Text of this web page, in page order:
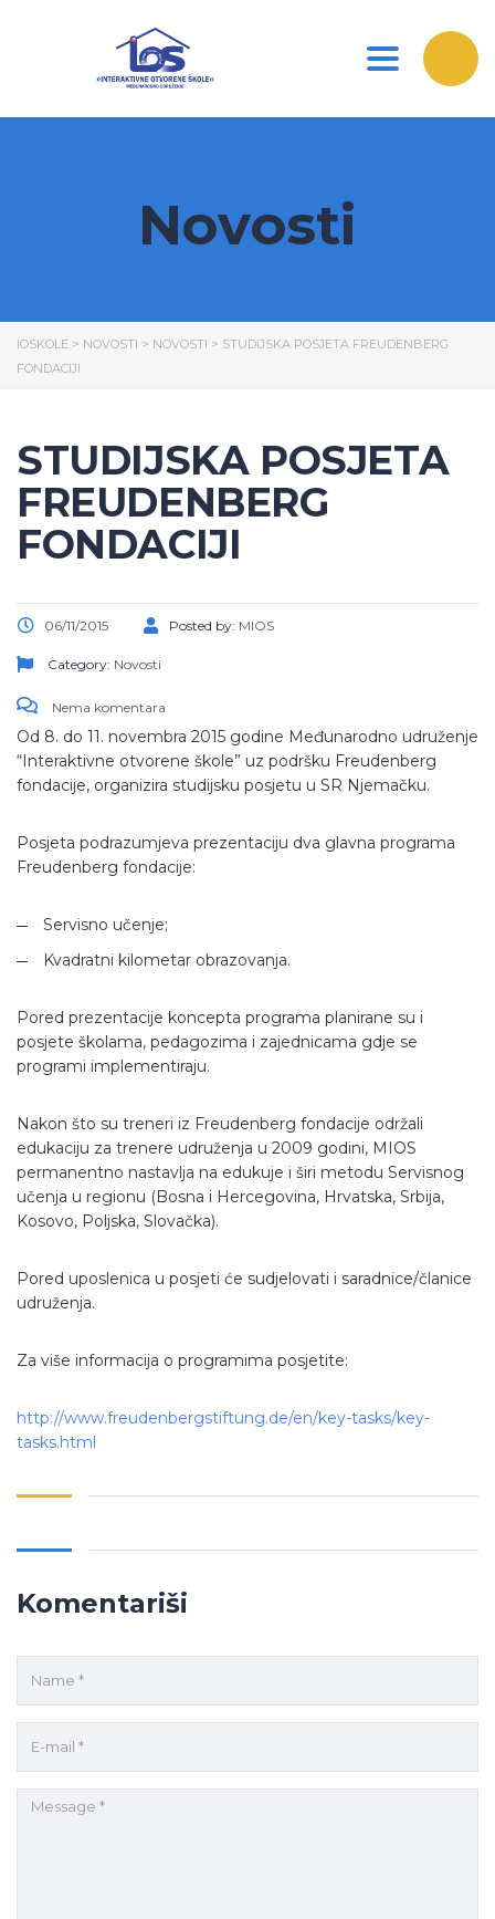
Toggle
Novosti
IOSKOLE > NOVOSTI > NOVOSTI > STUDIJSKA POSJETA FREUDENBERG
FONDACIJI
STUDIJSKA POSJETA
FREUDENBERG
FONDACIJI
06/11/2015 Posted by: MIOS
Category: Novosti
Nema komentara
Od 8. do 11. novembra 2015 godine Međunarodno udruženje
“Interaktivne otvorene škole” uz podršku Freudenberg
fondacije, organizira studijsku posjetu u SR Njemačku.
Posjeta podrazumjeva prezentaciju dva glavna programa
Freudenberg fondacije:
Servisno učenje;
Kvadratni kilometar obrazovanja.
Pored prezentacije koncepta programa planirane su i
posjete školama, pedagozima i zajednicama gdje se
programi implementiraju.
Nakon što su treneri iz Freudenberg fondacije održali
edukaciju za trenere udruženja u 2009 godini, MIOS
permanentno nastavlja na edukuje i širi metodu Servisnog
učenja u regionu (Bosna i Hercegovina, Hrvatska, Srbija,
Kosovo, Poljska, Slovačka).
Pored uposlenica u posjeti će sudjelovati i saradnice/članice
udruženja.
Za više informacija o programima posjetite:
http://www.freudenbergstiftung.de/en/key-tasks/key-
tasks.html
Komentariši